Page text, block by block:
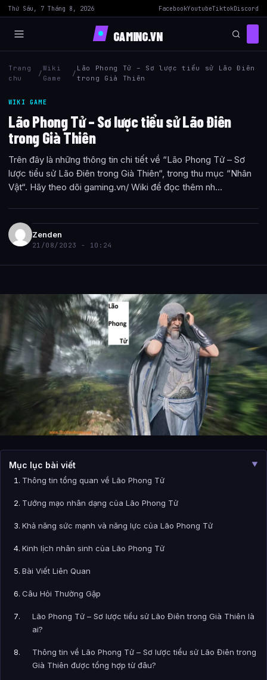
Thứ Sáu, 7 Tháng 8, 2026 FacebookYoutubeTiktokDiscord
GAMING.VN
Trang
chu
/
Wiki
Game
/
Lão Phong Tử – Sơ lược tiểu sử Lão Điên
trong Già Thiên
WIKI GAME
Lão Phong Tử – Sơ lược tiểu sử Lão Điên
trong Già Thiên
Trên đây là những thông tin chi tiết về “Lão Phong Tử – Sơ
lược tiểu sử Lão Điên trong Già Thiên“, trong thu mục “Nhân
Vật“. Hãy theo dõi gaming.vn/ Wiki để đọc thêm nh...
Zenden
21/08/2023 - 10:24
Mục lục bài viết ▼
Thông tin tổng quan về Lão Phong Tử
Tướng mạo nhân dạng của Lão Phong Tử
Khả năng sức mạnh và năng lực của Lão Phong Tử
Kinh lịch nhân sinh của Lão Phong Tử
Bài Viết Liên Quan
Câu Hỏi Thường Gặp
Lão Phong Tử – Sơ lược tiểu sử Lão Điên trong Già Thiên là
ai?
Thông tin về Lão Phong Tử – Sơ lược tiểu sử Lão Điên trong
Già Thiên được tổng hợp từ đâu?